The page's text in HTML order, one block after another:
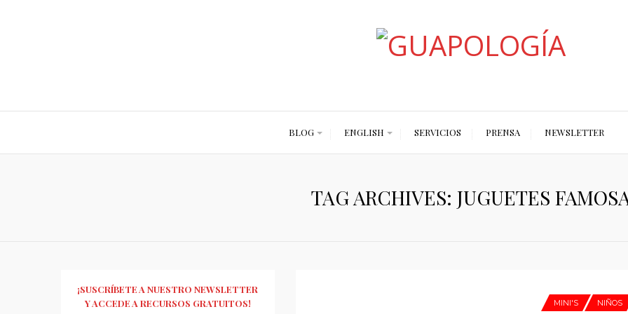
BLOG ENGLISH SERVICIOS PRENSA NEWSLETTER
TAG ARCHIVES: JUGUETES
MINI'S NIÑOS
¡SUSCRÍBETE A NUESTRO NEWSLETTER
Y ACCEDE A RECURSOS GRATUITOS!